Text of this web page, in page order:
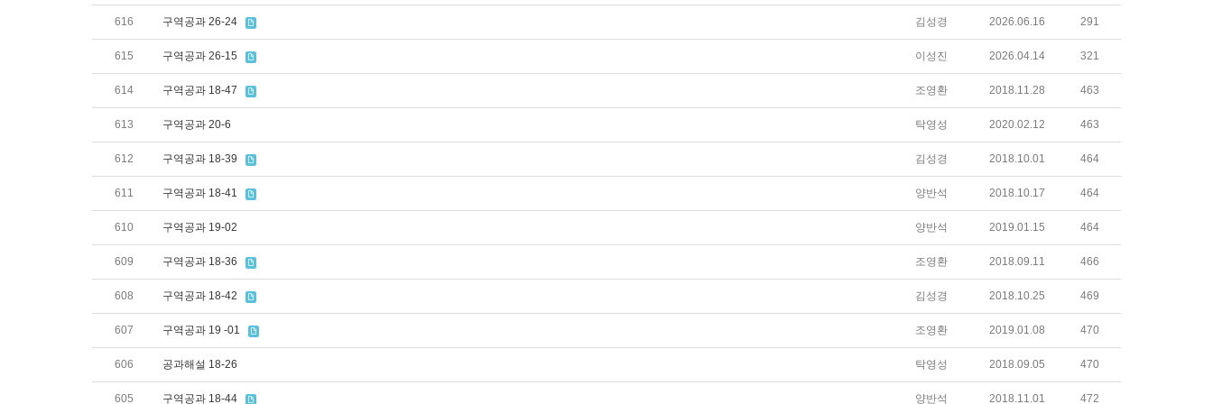
616 구역공과 26-24 김성경 2026.06.16 291
615 구역공과 26-15 이성진 2026.04.14 321
614 구역공과 18-47 조영환 2018.11.28 463
613 구역공과 20-6 탁영성 2020.02.12 463
612 구역공과 18-39 김성경 2018.10.01 464
611 구역공과 18-41 양반석 2018.10.17 464
610 구역공과 19-02 양반석 2019.01.15 464
609 구역공과 18-36 조영환 2018.09.11 466
608 구역공과 18-42 김성경 2018.10.25 469
607 구역공과 19 -01 조영환 2019.01.08 470
606 공과해설 18-26 탁영성 2018.09.05 470
605 구역공과 18-44 양반석 2018.11.01 472